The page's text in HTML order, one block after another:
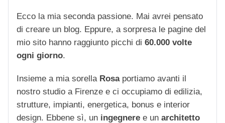
Ecco la mia seconda passione. Mai avrei pensato
di creare un blog. Eppure, a sorpresa le pagine del
mio sito hanno raggiunto picchi di 60.000 volte
ogni giorno.
Insieme a mia sorella Rosaportiamo avanti il
nostro studio a Firenze e ci occupiamo di edilizia,
strutture, impianti, energetica, bonus e interior
design. Ebbene sì, un ingegnere e un architetto